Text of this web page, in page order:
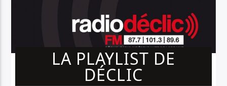
LA PLAYLIST DE
DÉCLIC